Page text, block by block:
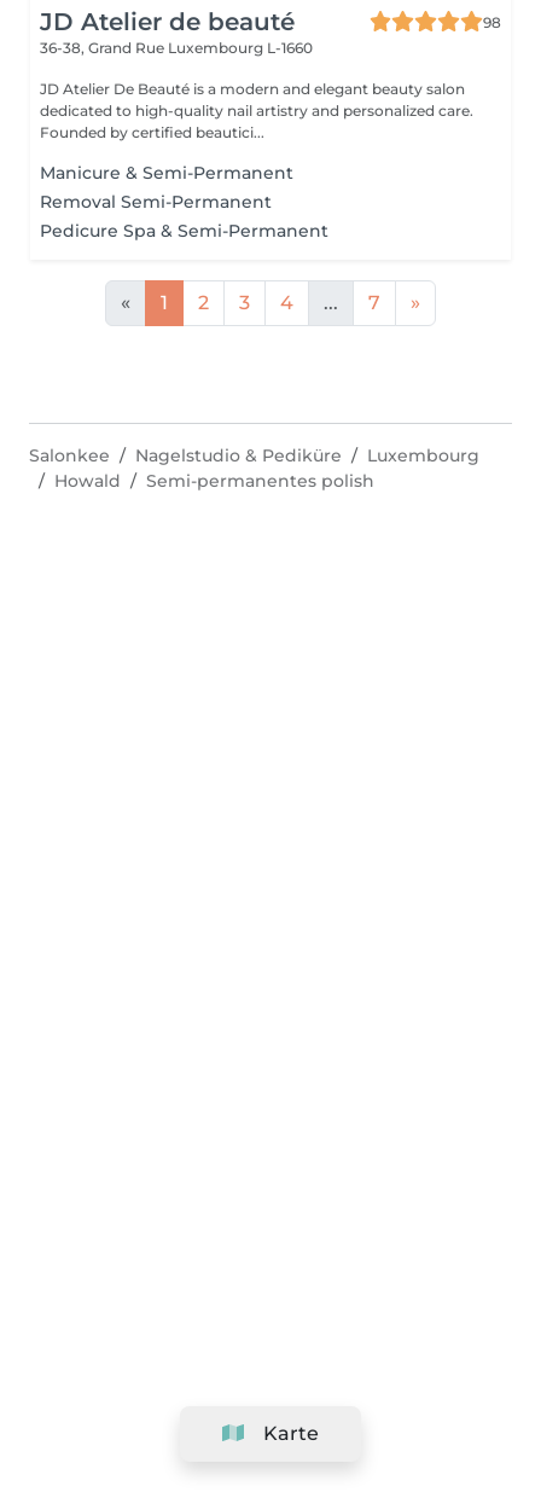
JD Atelier de beauté
98
36-38, Grand Rue Luxembourg L-1660
JD Atelier De Beauté is a modern and elegant beauty salon
dedicated to high-quality nail artistry and personalized care.
Founded by certified beautici...
Manicure & Semi-Permanent
Removal Semi-Permanent
Pedicure Spa & Semi-Permanent
« 1 2 3 4 ... 7 »
Karte
Salonkee Nagelstudio & Pediküre
Luxembourg
Howald
Semi-permanentes polish